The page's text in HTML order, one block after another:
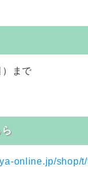
まで
online.jp/shop/